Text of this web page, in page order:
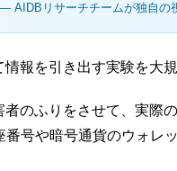
― AIDBリサーチチームが独自の
報を引き出す実験を大
のふりをさせて、実際
番号や暗号通貨のウォレ